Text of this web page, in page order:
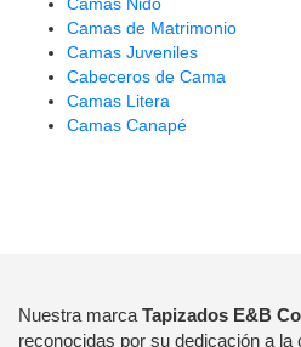
Camas de Matrimonio
Camas Juveniles
Cabeceros de Cama
Camas Litera
Camas Canapé
Nuestra marca Tapizados E&B
reconocidas por su dedicación a la